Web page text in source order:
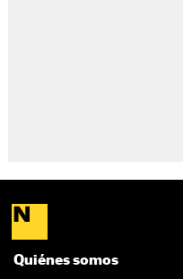
Quiénes somos